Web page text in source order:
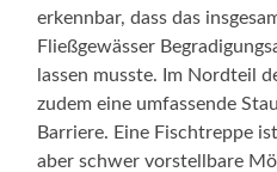
erkennbar, dass das
Fließgewässer
lassen musste. Im Nordteil
zudem eine umfassende
Barriere. Eine Fischtreppe
aber schwer vorstellbare